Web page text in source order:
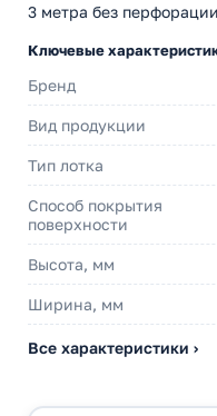
3 метра без
Ключевые
Бренд
Вид продукции
Тип лотка
Способ покрытия
поверхности
Высота, мм
Ширина, мм
Все характеристики ›